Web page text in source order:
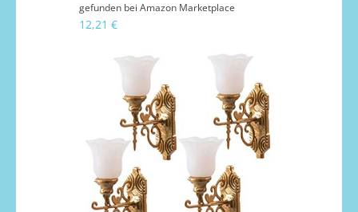
gefunden bei Amazon Marketplace
12,21 €